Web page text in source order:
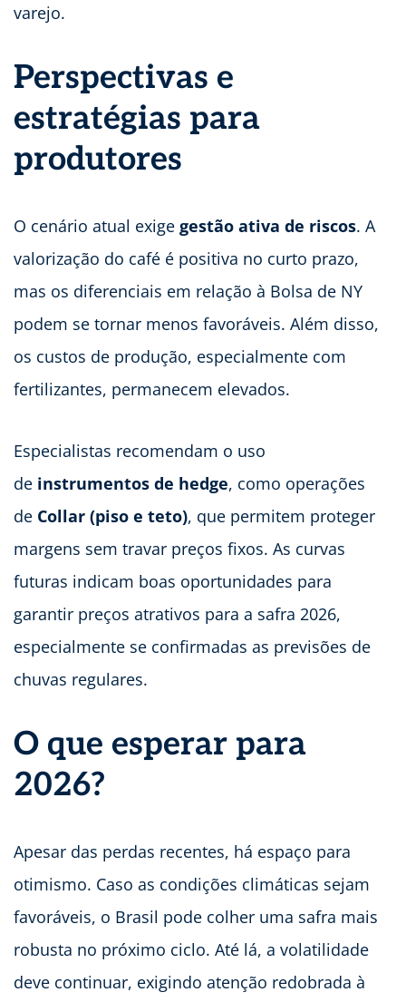
varejo.
Perspectivas e
estratégias para
produtores
O cenário atual exige gestão ativa de riscos. A
valorização do café é positiva no curto prazo,
mas os diferenciais em relação à Bolsa de NY
podem se tornar menos favoráveis. Além disso,
os custos de produção, especialmente com
fertilizantes, permanecem elevados.
Especialistas recomendam o uso
de instrumentos de hedge, como operações
de Collar (piso e teto), que permitem proteger
margens sem travar preços fixos. As curvas
futuras indicam boas oportunidades para
garantir preços atrativos para a safra 2026,
especialmente se confirmadas as previsões de
chuvas regulares.
O que esperar para
2026?
Apesar das perdas recentes, há espaço para
otimismo. Caso as condições climáticas sejam
favoráveis, o Brasil pode colher uma safra mais
robusta no próximo ciclo. Até lá, a volatilidade
deve continuar, exigindo atenção redobrada à